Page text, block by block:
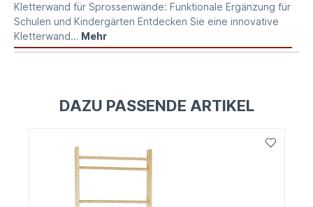
Kletterwand für Sprossenwände: Funktionale Ergänzung für
Schulen und Kindergärten Entdecken Sie eine innovative
Kletterwand… Mehr
DAZU PASSENDE ARTIKEL